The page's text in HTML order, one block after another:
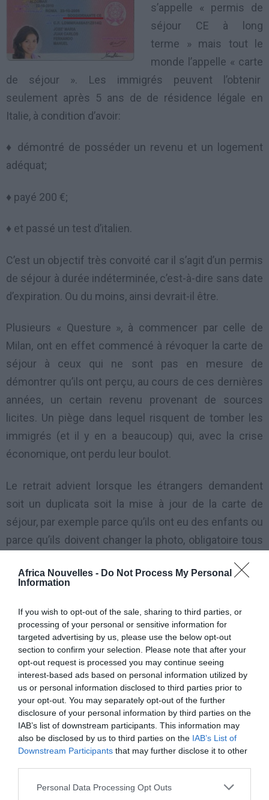
Africa Nouvelles - Do Not Process My Personal
Information
If you wish to opt-out of the sale, sharing to third parties, or
processing of your personal or sensitive information for
targeted advertising by us, please use the below opt-out
section to confirm your selection. Please note that after your
opt-out request is processed you may continue seeing
interest-based ads based on personal information utilized by
us or personal information disclosed to third parties prior to
your opt-out. You may separately opt-out of the further
disclosure of your personal information by third parties on the
IAB’s list of downstream participants. This information may
also be disclosed by us to third parties on the IAB’s List of
Downstream Participants that may further disclose it to other
Personal Data Processing Opt Outs
s’appelle « permis de
séjour CE à long
terme » mais tout le
monde l’appelle « carte
de séjour ». Les immigrés peuvent l’obtenir
seulement après 5 ans de de résidence légale en
Italie, à condition d’avoir:
♦ démontré de posséder un revenu et un logement
adéquat;
♦ payé 200 €;
♦ et passé un test d’italien.
C’est un objectif très convoité car il s’agit d’un permis
de séjour à durée indéterminée, c’est-à-dire sans date
d’expiration. Ou du moins, ainsi devrait-il être.
Plusieurs « Questure », à commencer par celle de
Milan, ont en effet commencé à révoquer la carte de
séjour à ceux qui ne sont pas en mesure de
démontrer qu’ils ont perçu, au cours de ces dernières
années, un certain revenu provenant de sources
licites. Un piège dans lequel risquent de tomber les
immigrés (et il y en a beaucoup) qui, avec la crise
économique, ont perdu leur boulot.
Le retrait advient lorsque les étrangers demandent
soit un duplicata soit la mise à jour de la carte de
séjour, par exemple parce qu’ils ont eu des enfants ou
parce qu’ils doivent changer la photo, obligatoire tous
comme pièce d’identité.
Si la police constate que le titulaire n’a pas eu un
emploi légal ou n’a pas été payé touts ses impots, elle
rejette sa demande. Pratiquemebnt, l’immigré est à
nouveau mis à l’examen et on lui demande de remplir
ces mêmes conditions requises pour la première
délivrance de la carte de séjour.
En réalité, la Loi de l’Immigration prévoit la révocation
du permis de séjour seulement dans certains cas
spécifiques, comme quand l’étranger: